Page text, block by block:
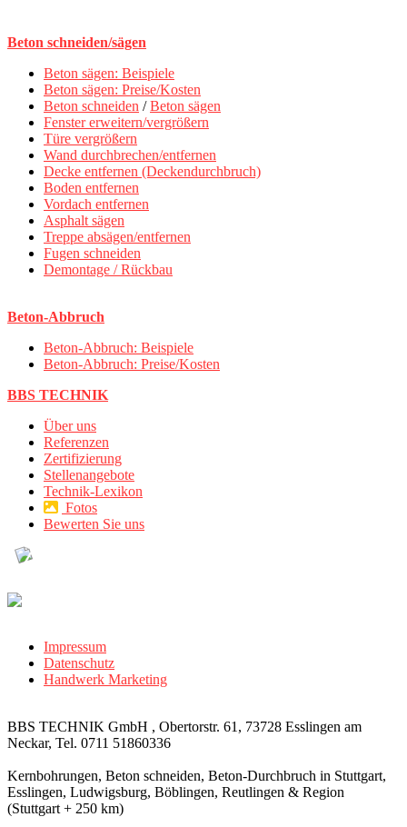
Beton schneiden/sägen
Beton sägen: Beispiele
Beton sägen: Preise/Kosten
Beton schneiden /Beton sägen
Fenster erweitern/vergrößern
Türe vergrößern
Wand durchbrechen/entfernen
Decke entfernen (Deckendurchbruch)
Boden entfernen
Vordach entfernen
Asphalt sägen
Treppe absägen/entfernen
Fugen schneiden
Demontage / Rückbau
Beton-Abbruch
Beton-Abbruch: Beispiele
Beton-Abbruch: Preise/Kosten
BBS TECHNIK
Über uns
Referenzen
Zertifizierung
Stellenangebote
Technik-Lexikon
Fotos
Bewerten Sie uns
Impressum
Datenschutz
Handwerk Marketing
BBS TECHNIK GmbH , Obertorstr. 61, 73728 Esslingen am
Neckar, Tel. 0711 51860336
Kernbohrungen, Beton schneiden, Beton-Durchbruch in Stuttgart,
Esslingen, Ludwigsburg, Böblingen, Reutlingen & Region
(Stuttgart + 250 km)